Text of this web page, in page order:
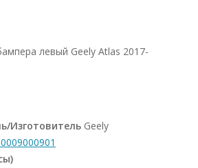
левый Geely Atlas 2017-
Изготовитель Geely